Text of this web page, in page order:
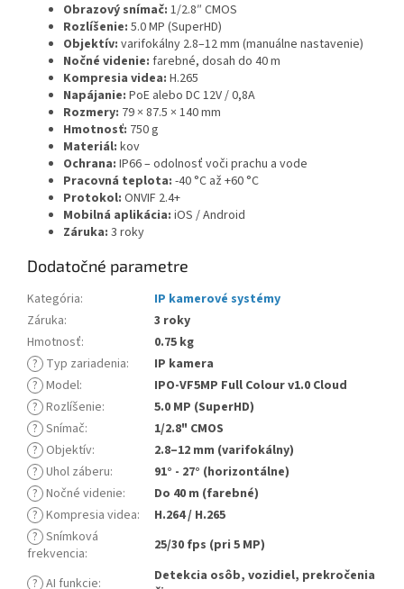
Obrazový snímač: 1/2.8″ CMOS
Rozlíšenie: 5.0 MP (SuperHD)
Objektív: varifokálny 2.8–12 mm (manuálne nastavenie)
Nočné videnie: farebné, dosah do 40 m
Kompresia videa: H.265
Napájanie: PoE alebo DC 12V / 0,8A
Rozmery: 79 × 87.5 × 140 mm
Hmotnosť: 750 g
Materiál: kov
Ochrana: IP66 – odolnosť voči prachu a vode
Pracovná teplota: -40 °C až +60 °C
Protokol: ONVIF 2.4+
Mobilná aplikácia: iOS / Android
Záruka: 3 roky
Dodatočné parametre
Kategória:
IP kamerové systémy
Záruka:
3 roky
Hmotnosť:
0.75 kg
? Typ zariadenia:
IP kamera
? Model:
IPO-VF5MP Full Colour v1.0 Cloud
? Rozlíšenie:
5.0 MP (SuperHD)
? Snímač:
1/2.8" CMOS
? Objektív:
2.8–12 mm (varifokálny)
? Uhol záberu:
91° - 27° (horizontálne)
? Nočné videnie:
Do 40 m (farebné)
? Kompresia videa:
H.264 / H.265
? Snímková
frekvencia: 25/30 fps (pri 5 MP)
? AI funkcie:
Detekcia osôb, vozidiel, prekročenia